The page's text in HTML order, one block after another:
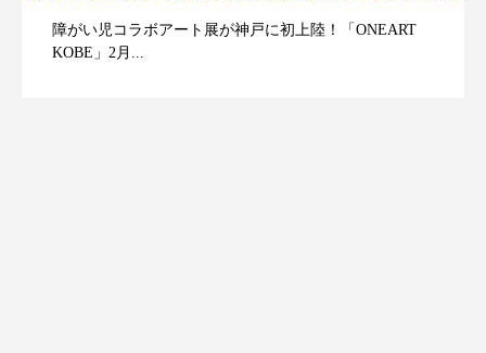
障がい児コラボアート展が神戸に初上陸！「ONEART
KOBE」2月...